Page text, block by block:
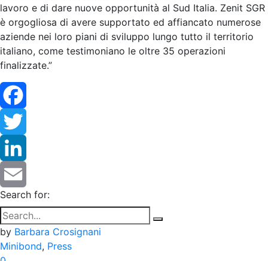
lavoro e di dare nuove opportunità al Sud Italia. Zenit SGR
è orgogliosa di avere supportato ed affiancato numerose
aziende nei loro piani di sviluppo lungo tutto il territorio
italiano, come testimoniano le oltre 35 operazioni
finalizzate.”
Facebook
Twitter
LinkedIn
Email
Search for:
by Barbara Crosignani
Minibond, Press